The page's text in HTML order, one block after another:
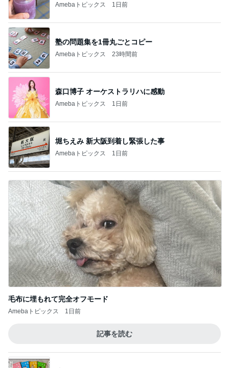
Amebaトピックス 1日前
塾の問題集を1冊丸ごとコピー
Amebaトピックス 23時間前
森口博子 オーケストラリハに感動
Amebaトピックス 1日前
堀ちえみ 新大阪到着し緊張した事
Amebaトピックス 1日前
毛布に埋もれて完全オフモード
Amebaトピックス 1日前
記事を読む